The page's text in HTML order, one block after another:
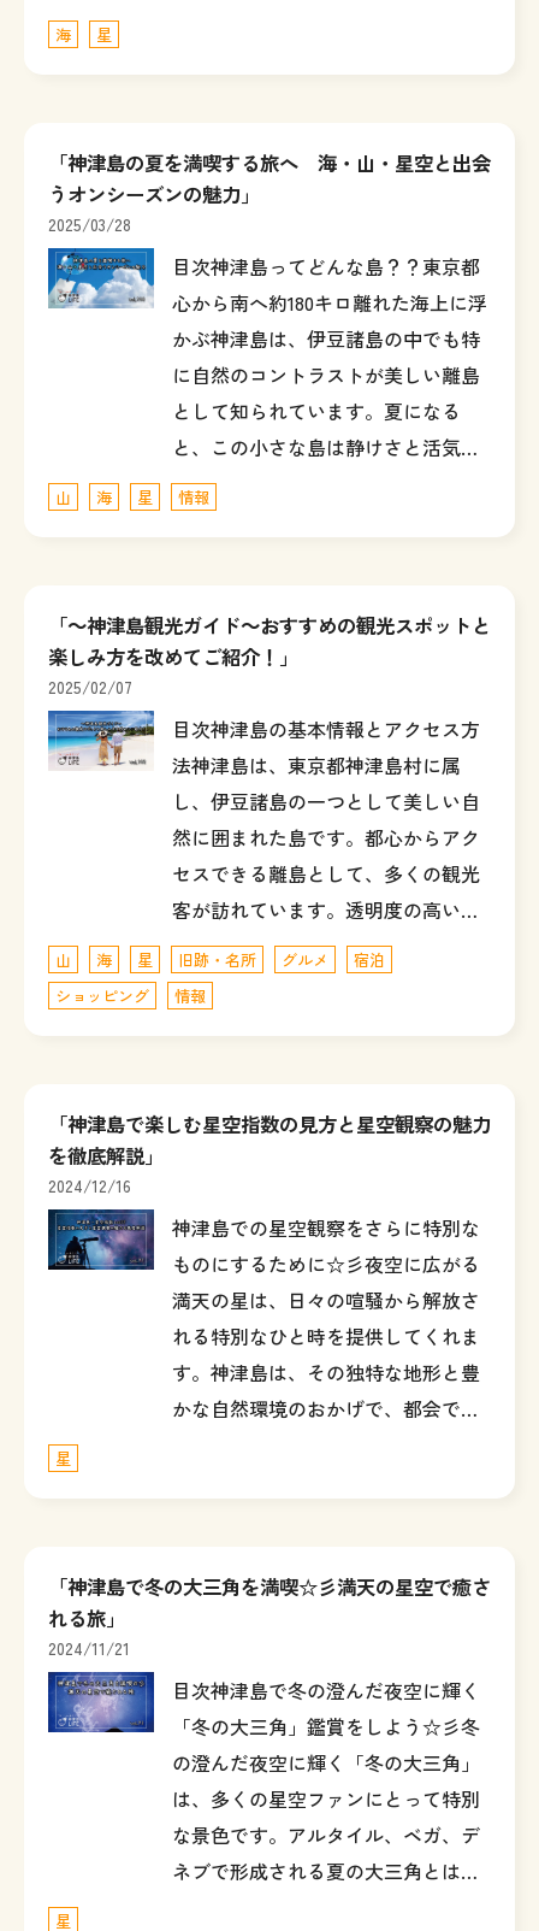
海 星
「神津島の夏を満喫する旅へ 海・山・星空と出会
うオンシーズンの魅力」
2025/03/28
目次神津島ってどんな島？？東京都
心から南へ約180キロ離れた海上に浮
かぶ神津島は、伊豆諸島の中でも特
に自然のコントラストが美しい離島
として知られています。夏になる
と、この小さな島は静けさと活気…
山 海 星 情報
「～神津島観光ガイド～おすすめの観光スポットと
楽しみ方を改めてご紹介！」
2025/02/07
目次神津島の基本情報とアクセス方
法神津島は、東京都神津島村に属
し、伊豆諸島の一つとして美しい自
然に囲まれた島です。都心からアク
セスできる離島として、多くの観光
客が訪れています。透明度の高い…
山 海 星 旧跡・名所 グルメ
宿泊
ショッピング
情報
「神津島で楽しむ星空指数の見方と星空観察の魅力
を徹底解説」
2024/12/16
神津島での星空観察をさらに特別な
ものにするために☆彡夜空に広がる
満天の星は、日々の喧騒から解放さ
れる特別なひと時を提供してくれま
す。神津島は、その独特な地形と豊
かな自然環境のおかげで、都会で…
星
「神津島で冬の大三角を満喫☆彡満天の星空で癒さ
れる旅」
2024/11/21
目次神津島で冬の澄んだ夜空に輝く
「冬の大三角」鑑賞をしよう☆彡冬
の澄んだ夜空に輝く「冬の大三角」
は、多くの星空ファンにとって特別
な景色です。アルタイル、ベガ、デ
ネブで形成される夏の大三角とは…
星